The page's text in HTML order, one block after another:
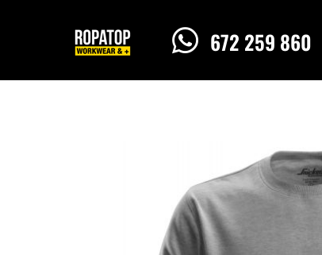
 672 259 860